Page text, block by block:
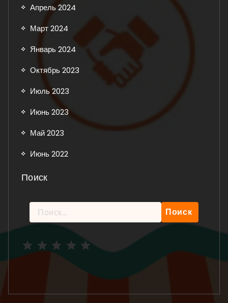
Апрель 2024
Март 2024
Январь 2024
Октябрь 2023
Июль 2023
Июнь 2023
Май 2023
Июнь 2022
Поиск
Найти: